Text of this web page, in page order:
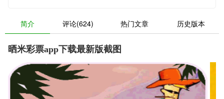
简介 评论(624) 热门文章 历史版本
晒米彩票app下载最新版截图